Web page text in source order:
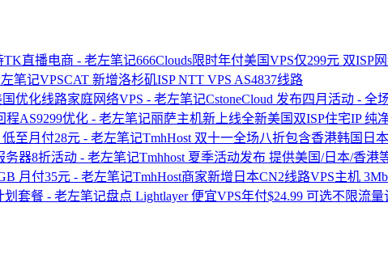
666Clouds限时年付美国VPS仅299元 双ISP
VPSCAT 新增洛杉矶ISP NTT VPS AS4837线路
CstoneCloud 发布四月活动 -
丽萨主机新上线全新美国双ISP住宅IP 纯
TmhHost 双十一全场八折包含香港韩国日
Tmhhost 夏季活动发布 提供美国/日本/香港
TmhHost商家新增日本CN2线路VPS主机
盘点 Lightlayer 便宜VPS年付$24.99 可选不限流